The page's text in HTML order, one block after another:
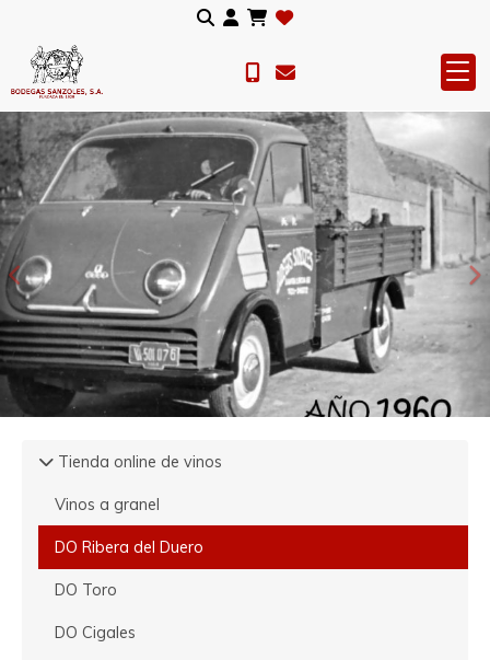
Anterior
Tienda online de vinos
Vinos a granel
DO Ribera del Duero
DO Toro
DO Cigales